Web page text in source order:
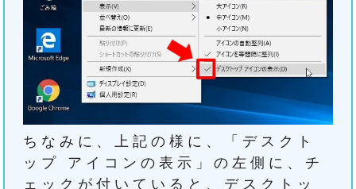
ちなみに、上記の様に、「デスクト
ップ アイコンの表示」の左側に、チ
ェックが付いていると、デスクトッ